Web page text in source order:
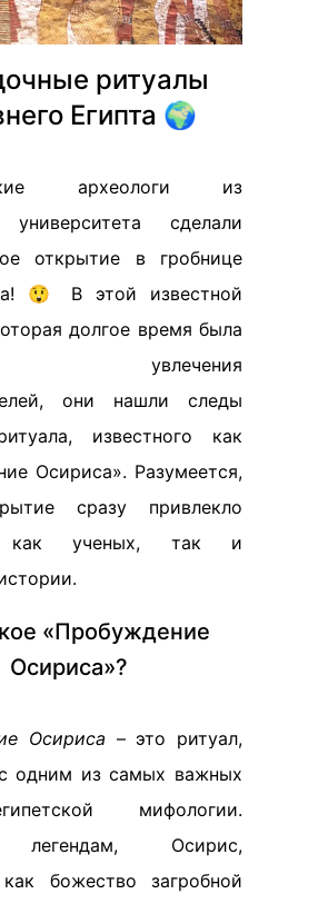
ритуалы
Египта 🌍
археологи из
университета сделали
открытие в гробнице
😲 В этой известной
долгое время была
увлечения
они нашли следы
известного как
Осириса». Разумеется,
сразу привлекло
как ученых, так и
«Пробуждение
Осириса»?
Осириса – это ритуал,
одним из самых важных
мифологии.
легендам, Осирис,
божество загробной